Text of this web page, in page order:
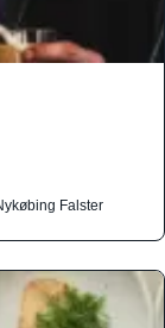
Falster